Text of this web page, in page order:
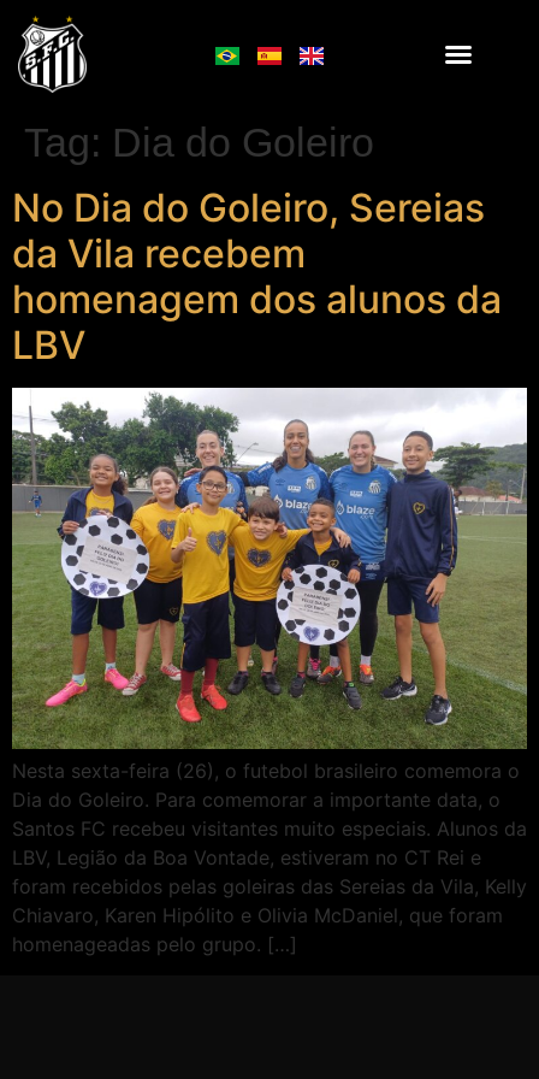
Tag: Dia do Goleiro
No Dia do Goleiro, Sereias
da Vila recebem
homenagem dos alunos da
LBV
Nesta sexta-feira (26), o futebol brasileiro comemora o
Dia do Goleiro. Para comemorar a importante data, o
Santos FC recebeu visitantes muito especiais. Alunos da
LBV, Legião da Boa Vontade, estiveram no CT Rei e
foram recebidos pelas goleiras das Sereias da Vila, Kelly
Chiavaro, Karen Hipólito e Olivia McDaniel, que foram
homenageadas pelo grupo. […]